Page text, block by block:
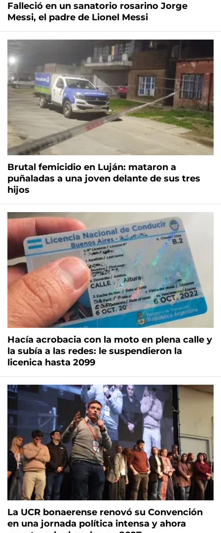
Falleció en un sanatorio rosarino Jorge
Messi, el padre de Lionel Messi
Brutal femicidio en Luján: mataron a
puñaladas a una joven delante de sus tres
hijos
Hacía acrobacia con la moto en plena calle y
la subía a las redes: le suspendieron la
licenica hasta 2099
La UCR bonaerense renovó su Convención
en una jornada política intensa y ahora